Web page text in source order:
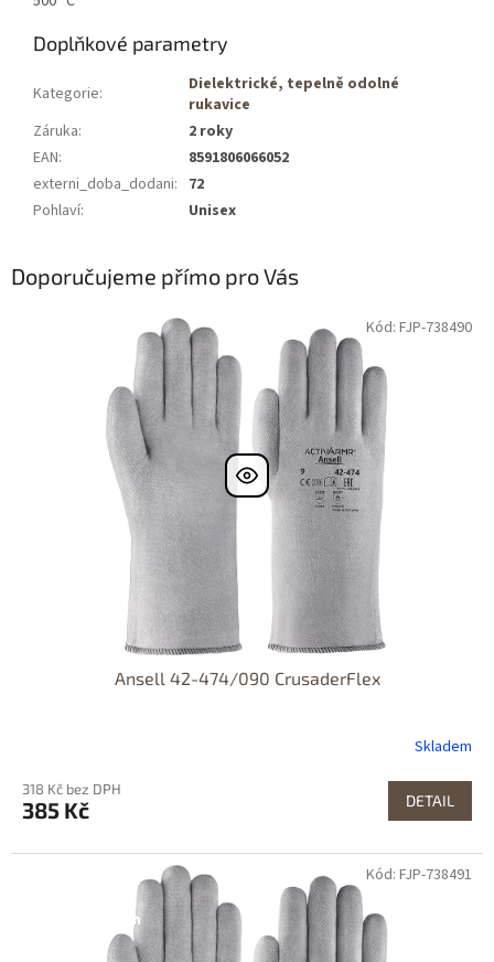
Doplňkové parametry
Kategorie:
Dielektrické, tepelně odolné
rukavice
Záruka:
2 roky
EAN:
8591806066052
externi_doba_dodani: 72
Pohlaví: Unisex
Doporučujeme přímo pro Vás
Ansell 42-474/090 CrusaderFlex
Skladem
318 Kč bez DPH
385 Kč DETAIL
Kód: FJP-738490
Dostupnost 24h
Kód: FJP-738491